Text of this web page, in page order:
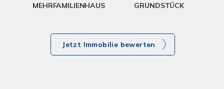
MEHRFAMILIENHAUS GRUNDSTÜCK
Jetzt Immobilie bewerten